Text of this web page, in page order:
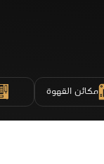
مكائن القهوة